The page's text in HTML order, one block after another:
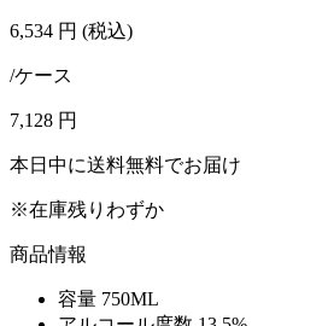
6,534 円 (税込)
/ケース
7,128 円
本日中に送料無料でお届け
※在庫残りわずか
商品情報
容量 750ML